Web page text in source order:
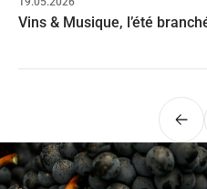
Vins & Musique, l’été